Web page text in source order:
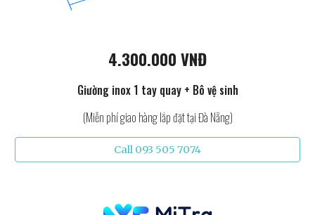
4.300.000 VNĐ
Giường inox 1 tay quay + Bô vệ sinh
(Miễn phí giao hàng lắp đặt tại Đà Nẵng)
Call 093 505 7074